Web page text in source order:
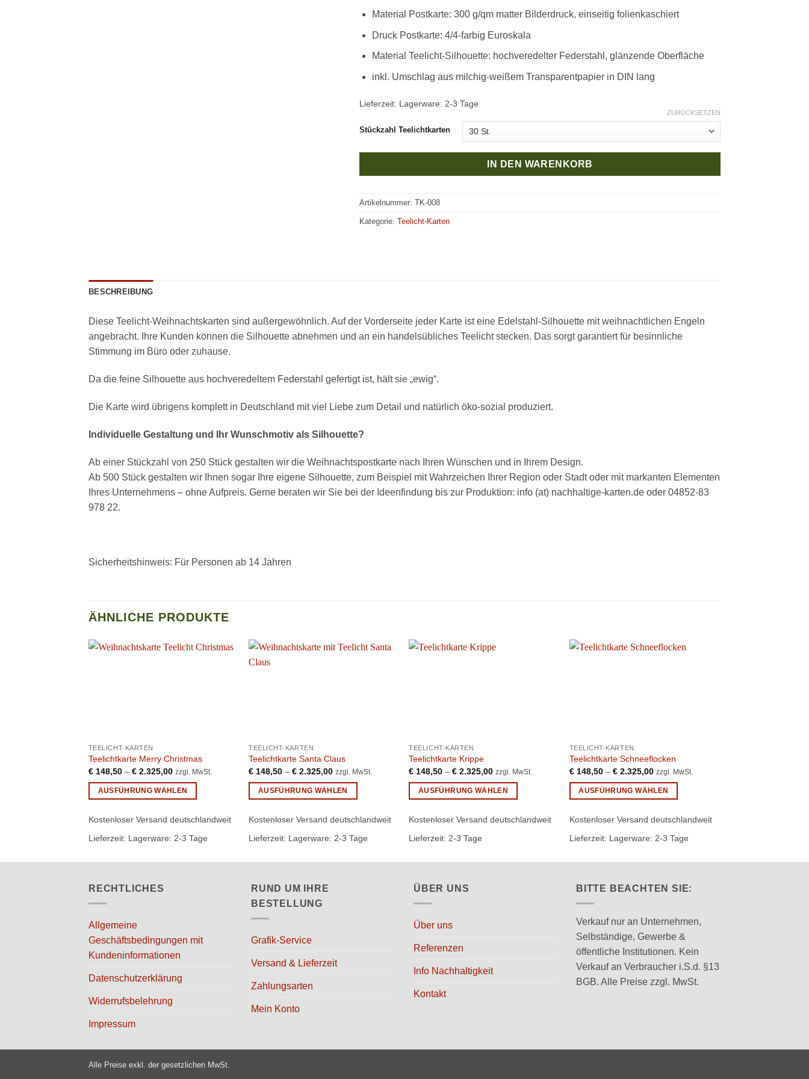
Material Postkarte: 300 g/qm matter Bilderdruck, einseitig folienkaschiert
Druck Postkarte: 4/4-farbig Euroskala
Material Teelicht-Silhouette: hochveredelter Federstahl, glänzende Oberfläche
inkl. Umschlag aus milchig-weißem Transparentpapier in DIN lang
Lieferzeit: Lagerware: 2-3 Tage
Stückzahl Teelichtkarten
ZURÜCKSETZEN
IN DEN WARENKORB
Artikelnummer: TK-008
Kategorie: Teelicht-Karten
BESCHREIBUNG
Diese Teelicht-Weihnachtskarten sind außergewöhnlich. Auf der Vorderseite jeder Karte ist eine Edelstahl-Silhouette mit weihnachtlichen Engeln
angebracht. Ihre Kunden können die Silhouette abnehmen und an ein handelsübliches Teelicht stecken. Das sorgt garantiert für besinnliche
Stimmung im Büro oder zuhause.
Da die feine Silhouette aus hochveredeltem Federstahl gefertigt ist, hält sie „ewig“.
Die Karte wird übrigens komplett in Deutschland mit viel Liebe zum Detail und natürlich öko-sozial produziert.
Individuelle Gestaltung und Ihr Wunschmotiv als Silhouette?
Ab einer Stückzahl von 250 Stück gestalten wir die Weihnachtspostkarte nach Ihren Wünschen und in Ihrem Design.
Ab 500 Stück gestalten wir Ihnen sogar Ihre eigene Silhouette, zum Beispiel mit Wahrzeichen Ihrer Region oder Stadt oder mit markanten Elementen
Ihres Unternehmens – ohne Aufpreis. Gerne beraten wir Sie bei der Ideenfindung bis zur Produktion: info (at) nachhaltige-karten.de oder 04852-83
978 22.
Sicherheitshinweis: Für Personen ab 14 Jahren
ÄHNLICHE PRODUKTE
TEELICHT-KARTEN
Teelichtkarte Merry Christmas
€148,50– €2.325,00 zzgl. MwSt.
AUSFÜHRUNG WÄHLEN
Produkt
weist
Varianten
Die
Optionen
auf
der
Produktseite
gewählt
Kostenloser Versand deutschlandweit
Lieferzeit: Lagerware: 2-3 Tage
TEELICHT-KARTEN
Teelichtkarte Santa Claus
€ 148,50 –€ 2.325,00 zzgl. MwSt.
AUSFÜHRUNG WÄHLEN
Produkt
weist
Varianten
Die
Optionen
können
der
Produktseite
werden
Kostenloser Versand deutschlandweit
Lieferzeit: Lagerware: 2-3 Tage
TEELICHT-KARTEN
Teelichtkarte Krippe
€ 148,50 –€ 2.325,00 zzgl. MwSt.
AUSFÜHRUNG WÄHLEN
Produkt
weist
Varianten
Die
Optionen
auf
der
gewählt
Kostenloser Versand deutschlandweit
Lieferzeit:2-3 Tage
TEELICHT-KARTEN
Teelichtkarte Schneeflocken
€148,50– €2.325,00 zzgl. MwSt.
AUSFÜHRUNG WÄHLEN
Produkt
weist
Varianten
Die
Optionen
können
auf
Produktseite
gewählt
werden
Kostenloser Versand deutschlandweit
Lieferzeit: Lagerware: 2-3 Tage
Varianten
RECHTLICHES
Allgemeine
Geschäftsbedingungen mit
Kundeninformationen
Datenschutzerklärung
Widerrufsbelehrung
Impressum
RUND UM IHRE
BESTELLUNG
Grafik-Service
Versand & Lieferzeit
Zahlungsarten
Mein Konto
ÜBER UNS
Über uns
Referenzen
Info Nachhaltigkeit
Kontakt
BITTE BEACHTEN SIE:
Verkauf nur an Unternehmen,
Selbständige, Gewerbe &
öffentliche Institutionen. Kein
Verkauf an Verbraucher i.S.d. §13
BGB. Alle Preise zzgl. MwSt.
Alle Preise exkl. der gesetzlichen MwSt.